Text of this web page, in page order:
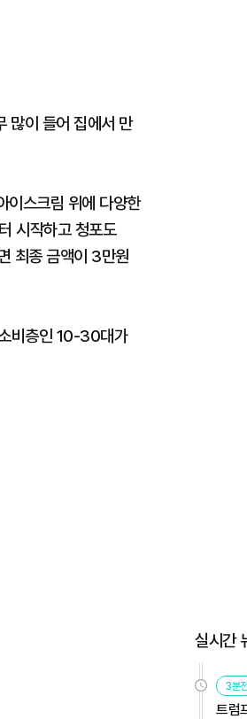
많이 들어 집에서 만
이스크림 위에 다양한
시작하고 청포도
최종 금액이 3만원
비층인 10-30대가
실시간
3분
트럼